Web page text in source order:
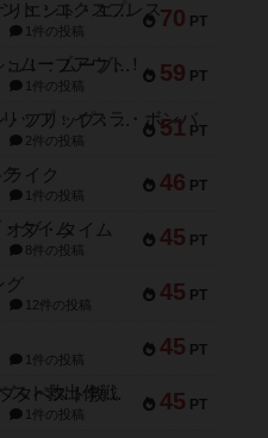
70 PT
トランスオリエント・エクスプレス
1件の投稿
59 PT
アンブッシュ！：ムーブアウト！
1件の投稿
51 PT
キャプテン・フリップ：イスラ・ボンバ
2件の投稿
46 PT
イク
1件の投稿
45 PT
オブ・タイム
8件の投稿
45 PT
グ
12件の投稿
45 PT
1件の投稿
45 PT
Bitter End ブタペスト救出作戦
1件の投稿